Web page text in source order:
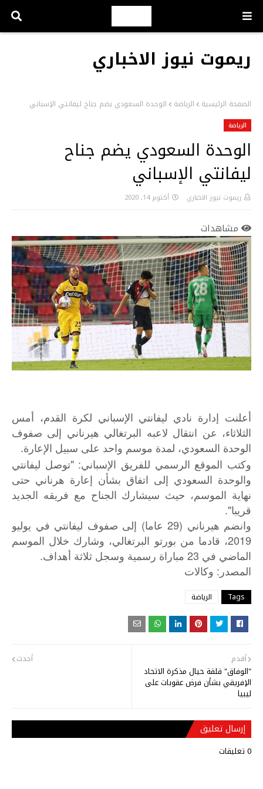
ريموت نيوز الاخباري
الصفحة الرئيسية الرياضة الوحدة السعودي يضم جناح ليفانتي الإسباني
الرياضة
الوحدة السعودي يضم جناح
ليفانتي الإسباني
ريموت نيوز الاخباري أكتوبر 14, 2020
مشاهدات
أعلنت إدارة نادي ليفانتي الإسباني لكرة القدم، أمس
الثلاثاء، عن انتقال لاعبه البرتغالي هيرناني إلى صفوف
الوحدة السعودي، لمدة موسم واحد على سبيل الإعارة.
وكتب الموقع الرسمي للفريق الإسباني: "توصل ليفانتي
والوحدة السعودي إلى اتفاق بشأن إعارة هرناني حتى
نهاية الموسم، حيث سيشارك الجناح مع فريقه الجديد
قريبا".
وانضم هيرناني (29 عاما) إلى صفوف ليفانتي في يوليو
2019، قادما من بورتو البرتغالي، وشارك خلال الموسم
الماضي في 23 مباراة رسمية وسجل ثلاثة أهداف.
المصدر : وكالات
Tags الرياضة
أحدث أقدم
"الوفاق" قلقة حيال مذكرة الاتحاد
الإفريقي بشأن فرض عقوبات على
ليبيا
إرسال تعليق
0 تعليقات